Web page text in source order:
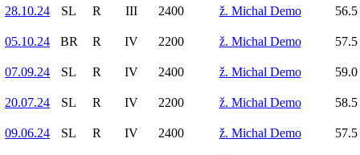
28.10.24 SL R III 2400 ž. Michal Demo 56.5
05.10.24 BR R IV 2200 ž. Michal Demo 57.5
07.09.24 SL R IV 2400 ž. Michal Demo 59.0
20.07.24 SL R IV 2200 ž. Michal Demo 58.5
09.06.24 SL R IV 2400 ž. Michal Demo 57.5